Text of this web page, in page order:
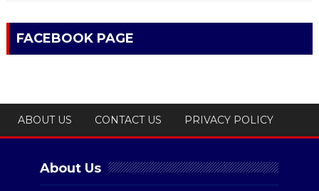
FACEBOOK PAGE
ABOUT US CONTACT US PRIVACY POLICY
About Us